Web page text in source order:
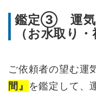
鑑定③ 運気
（お水取り
ご依頼者の望む運
間』
を鑑定して、